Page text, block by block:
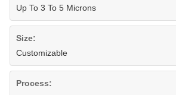
Up To 3 To 5 Microns
Size:
Customizable
Process: